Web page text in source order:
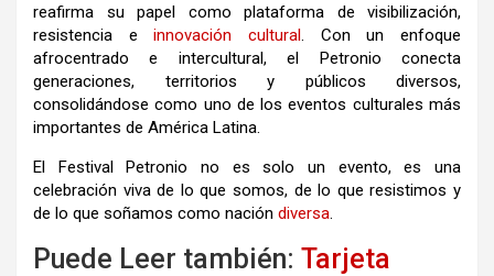
reafirma su papel como plataforma de visibilización,
resistencia einnovación cultural . Con un enfoque
afrocentrado e intercultural, el Petronio conecta
generaciones, territorios y públicos diversos,
consolidándose como uno de los eventos culturales más
importantes de América Latina.
El Festival Petronio no es solo un evento, es una
celebración viva de lo que somos, de lo que resistimos y
de lo que soñamos como nación diversa
Puede Leer también: Tarjeta